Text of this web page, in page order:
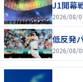
J1開幕
2026/08/
低反発
2026/08/